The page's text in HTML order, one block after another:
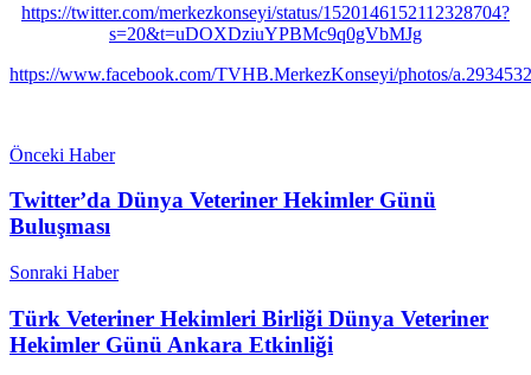
https://twitter.com/merkezkonseyi/status/1520146152112328704?
s=20&t=uDOXDziuYPBMc9q0gVbMJg
https://www.facebook.com/TVHB.MerkezKonseyi/photos/
Önceki Haber
Twitter’da Dünya Veteriner Hekimler Günü
Buluşması
Sonraki Haber
Türk Veteriner Hekimleri Birliği Dünya Veteriner
Hekimler Günü Ankara Etkinliği